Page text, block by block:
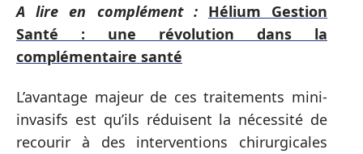
A lire en complément : Hélium Gestion
Santé : une révolution dans la
complémentaire santé
L’avantage majeur de ces traitements mini-
invasifs est qu’ils réduisent la nécessité de
recourir à des interventions chirurgicales